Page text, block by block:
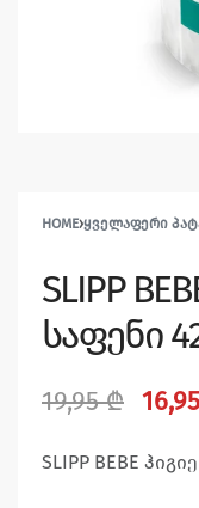
HOME›ᲧᲕᲔᲚᲐᲤᲔᲠᲘ
SLIPP
საფენი
19,95₾ 16,95
SLIPP BEBE